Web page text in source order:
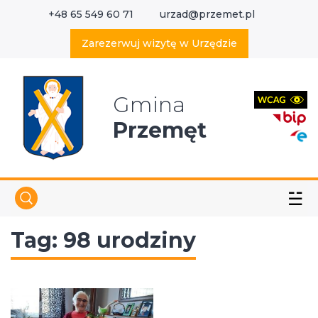
+48 65 549 60 71 urzad@przemet.pl
Zarezerwuj wizytę w Urzędzie
Gmina
Przemęt
☱
Tag: 98 urodziny
Wyszukaj w serwisie